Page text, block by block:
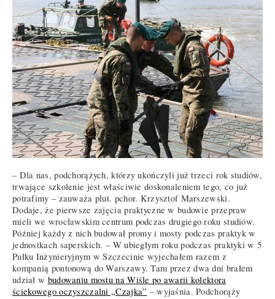
– Dla nas, podchorążych, którzy ukończyli już trzeci rok studiów,
trwające szkolenie jest właściwie doskonaleniem tego, co już
potrafimy – zauważa plut. pchor. Krzysztof Marszewski.
Dodaje, że pierwsze zajęcia praktyczne w budowie przepraw
mieli we wrocławskim centrum podczas drugiego roku studiów.
Później każdy z nich budował promy i mosty podczas praktyk w
jednostkach saperskich. – W ubiegłym roku podczas praktyki w 5
Pułku Inżynieryjnym w Szczecinie wyjechałem razem z
kompanią pontonową do Warszawy. Tam przez dwa dni brałem
udział w budowaniu mostu na Wiśle po awarii kolektora
ściekowego oczyszczalni „Czajka” – wyjaśnia. Podchorąży